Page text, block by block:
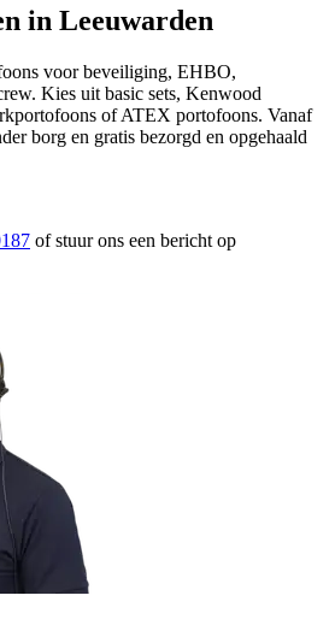
in Leeuwarden
voor beveiliging, EHBO,
Kies uit basic sets, Kenwood
of ATEX portofoons. Vanaf
borg en gratis bezorgd en opgehaald
of stuur ons een bericht op